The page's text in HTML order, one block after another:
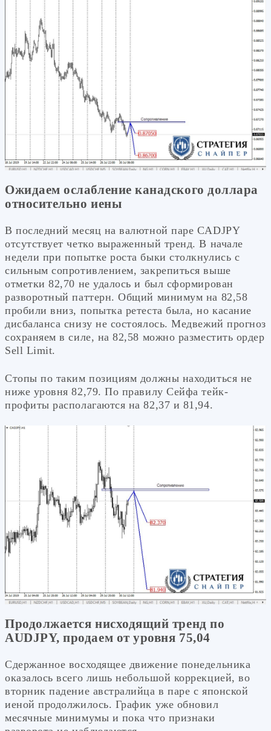
Ожидаем ослабление канадского доллара
относительно иены
В последний месяц на валютной паре CADJPY
отсутствует четко выраженный тренд. В начале
недели при попытке роста быки столкнулись с
сильным сопротивлением, закрепиться выше
отметки 82,70 не удалось и был сформирован
разворотный паттерн. Общий минимум на 82,58
пробили вниз, попытка ретеста была, но касание
дисбаланса снизу не состоялось. Медвежий прогноз
сохраняем в силе, на 82,58 можно разместить ордер
Sell Limit.
Стопы по таким позициям должны находиться не
ниже уровня 82,79. По правилу Сейфа тейк-
профиты располагаются на 82,37 и 81,94.
Продолжается нисходящий тренд по
AUDJPY, продаем от уровня 75,04
Сдержанное восходящее движение понедельника
оказалось всего лишь небольшой коррекцией, во
вторник падение австралийца в паре с японской
иеной продолжилось. График уже обновил
месячные минимумы и пока что признаки